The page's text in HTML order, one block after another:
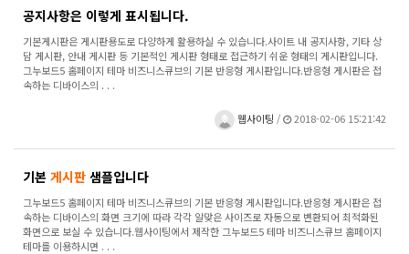
공지사항은 이렇게 표시됩니다.
기본게시판은 게시판용도로 다양하게 활용하실 수 있습니다.사이트 내 공지사항, 기타 상
담 게시판, 안내 게시판 등 기본적인 게시판 형태로 접근하기 쉬운 형태의 게시판입니다.
그누보드5 홈페이지 테마 비즈니스큐브의 기본 반응형 게시판입니다.반응형 게시판은 접
속하는 디바이스의 . . .
웹사이팅 / 2018-02-06 15:21:42
기본 게시판 샘플입니다
그누보드5 홈페이지 테마 비즈니스큐브의 기본 반응형 게시판입니다.반응형 게시판은 접
속하는 디바이스의 화면 크기에 따라 각각 알맞은 사이즈로 자동으로 변환되어 최적화된
화면으로 보실 수 있습니다.웹사이팅에서 제작한 그누보드5 테마 비즈니스큐브 홈페이지
테마를 이용하시면 . . .